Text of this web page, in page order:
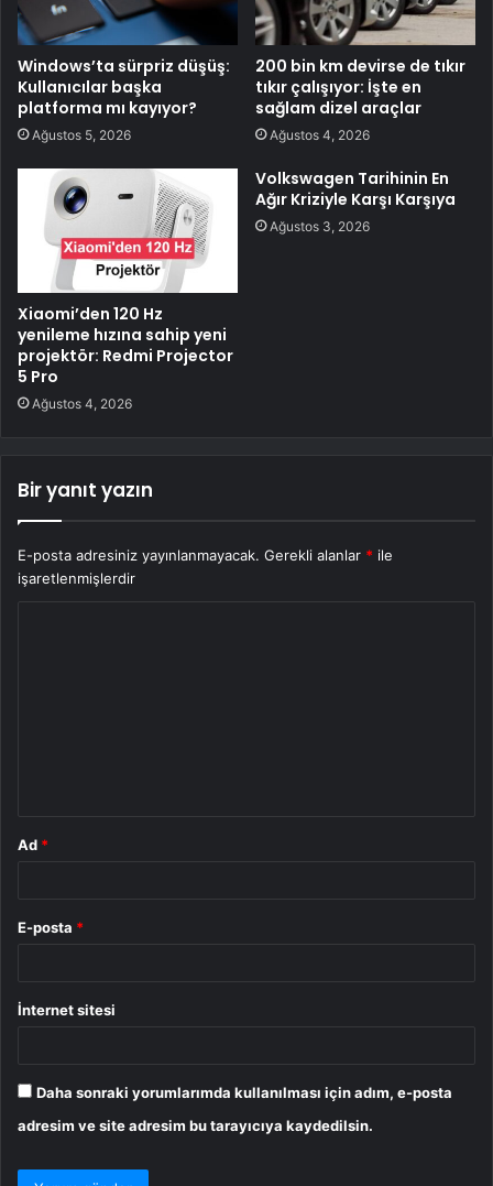
Windows’ta sürpriz düşüş:
Kullanıcılar başka
platforma mı kayıyor?
Ağustos 5, 2026
200 bin km devirse de tıkır
tıkır çalışıyor: İşte en
sağlam dizel araçlar
Ağustos 4, 2026
Xiaomi’den 120 Hz
yenileme hızına sahip yeni
projektör: Redmi Projector
5 Pro
Ağustos 4, 2026
Volkswagen Tarihinin En
Ağır Kriziyle Karşı Karşıya
Ağustos 3, 2026
Bir yanıt yazın
E-posta adresiniz yayınlanmayacak. Gerekli alanlar * ile
işaretlenmişlerdir
Ad *
E-posta *
İnternet sitesi
Daha sonraki yorumlarımda kullanılması için adım, e-posta
adresim ve site adresim bu tarayıcıya kaydedilsin.